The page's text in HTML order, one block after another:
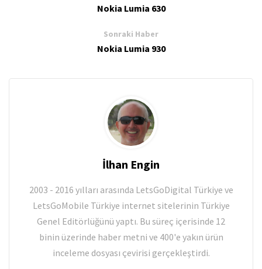
Nokia Lumia 630
Sonraki Haber
Nokia Lumia 930
İlhan Engin
2003 - 2016 yılları arasında LetsGoDigital Türkiye ve
LetsGoMobile Türkiye internet sitelerinin Türkiye
Genel Editörlüğünü yaptı. Bu süreç içerisinde 12
binin üzerinde haber metni ve 400'e yakın ürün
inceleme dosyası çevirisi gerçekleştirdi.